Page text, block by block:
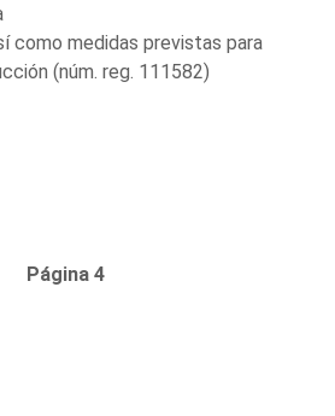
como medidas previstas para
(núm. reg. 111582)
Página 4